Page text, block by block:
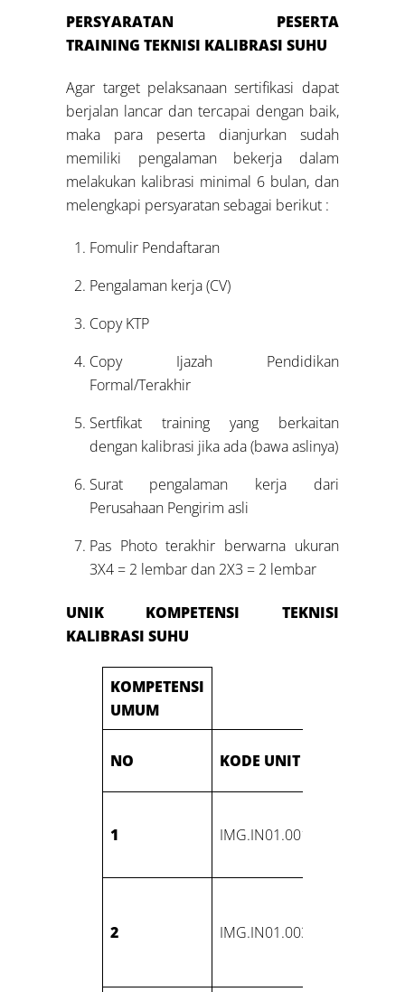
PERSYARATAN PESERTA
TRAININGTEKNISI KALIBRASI SUHU
Agar target pelaksanaan sertifikasi dapat
berjalan lancar dan tercapai dengan baik,
maka para peserta dianjurkan sudah
memiliki pengalaman bekerja dalam
melakukan kalibrasi minimal 6 bulan, dan
melengkapi persyaratan sebagai berikut :
Fomulir Pendaftaran
Pengalaman kerja (CV)
Copy KTP
Copy Ijazah Pendidikan
Formal/Terakhir
Sertfikat training yang berkaitan
dengan kalibrasi jika ada (bawa aslinya)
Surat pengalaman kerja dari
Perusahaan Pengirim asli
Pas Photo terakhir berwarna ukuran
3X4 = 2 lembar dan 2X3 = 2 lembar
UNIK KOMPETENSI TEKNISI
KALIBRASI SUHU
KOMPETENSI
UMUM
NO KODE UNIT
1 IMG.IN01.001.01
2 IMG.IN01.003.01